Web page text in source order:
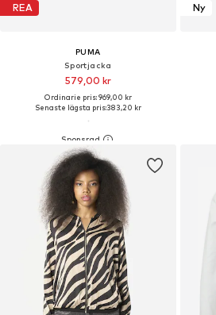
REA
PUMA
Sportjacka
579,00 kr
Ordinarie pris: 969,00 kr
Senaste lägsta pris:383,20 kr
Ny